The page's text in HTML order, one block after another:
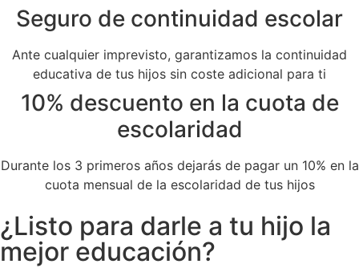
Seguro de continuidad escolar
Ante cualquier imprevisto, garantizamos la continuidad
educativa de tus hijos sin coste adicional para ti
10% descuento en la cuota de
escolaridad
Durante los 3 primeros años dejarás de pagar un 10% en la
cuota mensual de la escolaridad de tus hijos
¿Listo para darle a tu hijo la
mejor educación?